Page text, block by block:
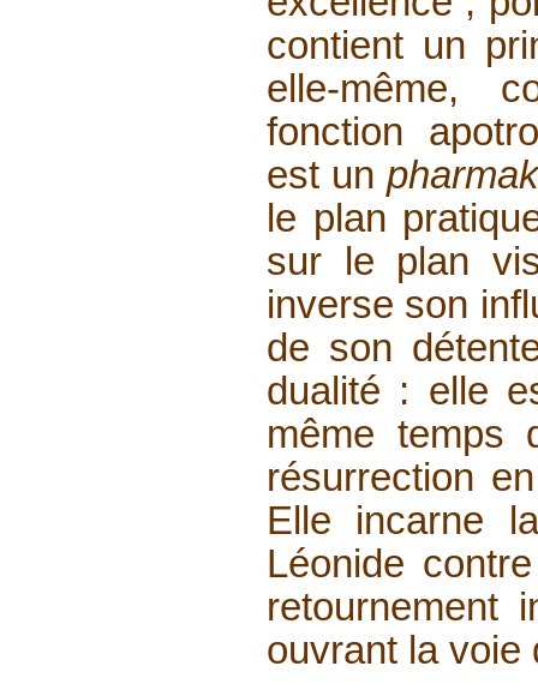
contient un
elle-même,
fonction
est un
le plan
sur le plan
inverse son
de son
dualité : elle
même temps
résurrection
Elle incarne
Léonide
retournement
ouvrant la voie